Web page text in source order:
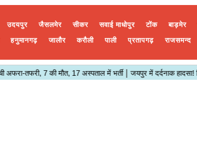
उदयपुर जैसलमेर सीकर सवाई माधोपुर टोंक बाड़मेर
हनुमानगढ़ जालौर करौली पाली प्रतापगढ़ राजसमन्द